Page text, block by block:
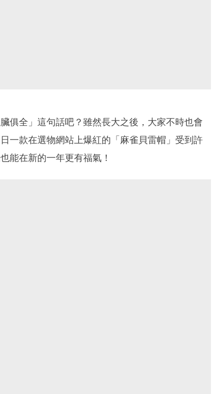
俱全」這句話吧？雖然長大之後，大家不時也會
一款在選物網站上爆紅的「麻雀貝雷帽」受到許
能在新的一年更有福氣！